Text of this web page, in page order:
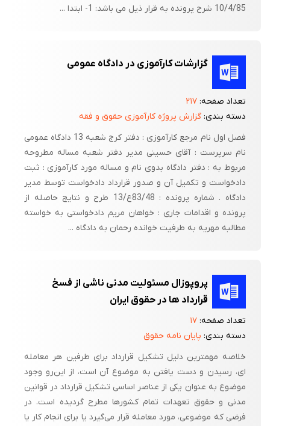
10/4/85 شرح پرونده به قرار ذیل می باشد: 1- ابتدا ...
گزارشات کارآموزی در دادگاه عمومی
تعداد صفحه:۲۱۷
دسته بندی:گزارش پروژه کارآموزی حقوق و فقه
فصل اول نام مرجع کارآموزی : دفتر کرج شعبه 13 دادگاه عمومی
نام سرپرست : آقای حسینی مدیر دفتر شعبه مساله مطروحه
مربوط به : دفتر دادگاه بدوی نام و مساله مورد کارآموزی : ثبت
دادخواست و تکمیل آن و صدور قرارداد دادخواست توسط مدیر
دادگاه . شماره پرونده : 83/48ع/13 طرح و نتایج حاصله از
پرونده و اقدامات جاری : خواهان مریم دادخواستی به خواسته
مطالبه مهریه به طرفیت خوانده رحمان به دادگاه ...
پروپوزال مسئولیت مدنی ناشی از فسخ
قرارداد ها در حقوق ایران
تعداد صفحه:۱۷
دسته بندی: پایان نامه حقوق
خلاصه مهمترین دلیل تشکیل قرارداد برای طرفین هر معامله‌
ای، رسیدن و دست یافتن به موضوع آن است، از این‌رو وجود
موضوع به عنوان یکی از عناصر اساسی تشکیل قرارداد در قوانین
مدنی و حقوق تعهدات تمام کشورها مطرح گردیده است. در
فرضی که موضوعی، مورد معامله قرار می‌گیرد یا برای انجام کار یا